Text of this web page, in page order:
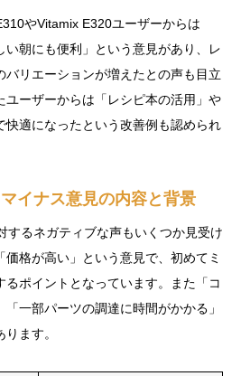
やVitamix E320ユーザーからは
い朝にも便利」という意見があり、レ
バリエーションが増えたとの声も目立
ユーザーからは「レシピ本の活用」や
快適になったという改善例も認められ
イナス意見の内容と背景
するネガティブな声もいくつか見受け
価格が高い」という意見で、初めてミ
るポイントとなっています。また「コ
一部パーツの調達に時間がかかる」
ます。